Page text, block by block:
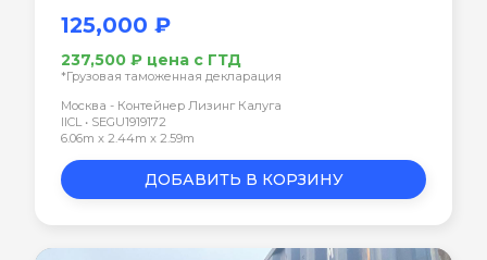
125,000 ₽
237,500 ₽ цена с ГТД
*Грузовая таможенная декларация
Москва - Контейнер Лизинг Калуга
IICL • SEGU1919172
6.06m x 2.44m x 2.59m
ДОБАВИТЬ В КОРЗИНУ